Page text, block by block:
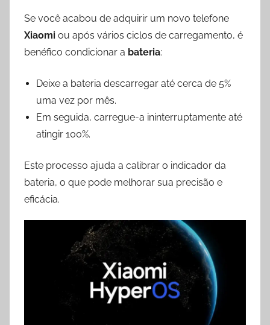
Se você acabou de adquirir um novo telefone
Xiaomi ou após vários ciclos de carregamento, é
benéfico condicionar a bateria:
Deixe a bateria descarregar até cerca de 5%
uma vez por mês.
Em seguida, carregue-a ininterruptamente até
atingir 100%.
Este processo ajuda a calibrar o indicador da
bateria, o que pode melhorar sua precisão e
eficácia.